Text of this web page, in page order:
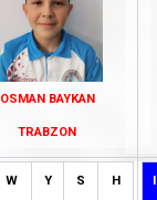
OSMAN BAYKAN
TRABZON
W Y S H I